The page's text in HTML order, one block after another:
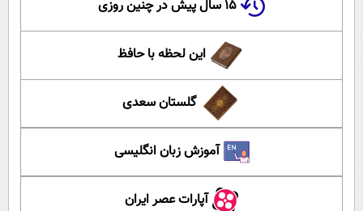
۱۵ سال پیش در چنین روزی
این لحظه با حافظ
گلستان سعدی
آموزش زبان انگلیسی
آپارات عصر ایران